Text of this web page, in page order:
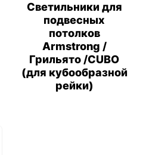
Светильники для
подвесных
потолков
Armstrong /
Грильято /CUBO
(для кубообразной
рейки)